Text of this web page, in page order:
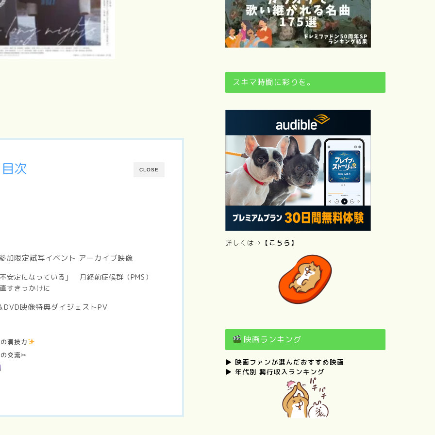
CLOSE
目次
加限定試写イベント アーカイブ映像
安定になっている」 月経前症候群（PMS）
すきっかけに
映像特典ダイジェストPV
演技力
交流✂
スキマ時間に彩りを。
詳しくは→ 【こちら】
映画ランキング
▶ 映画ファンが選んだおすすめ映画
▶ 年代別 興行収入ランキング